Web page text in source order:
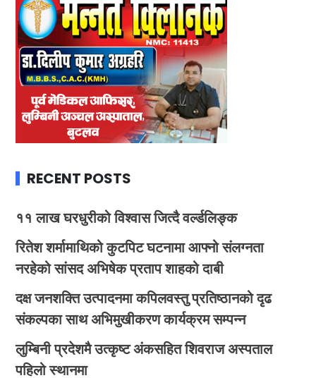
RECENT POSTS
११ लाख घरधुरीको विश्वास जित्दै वर्ल्डलिङ्क
रितेश शर्मामाथिको कुटपिट घटनामा आफ्नो संलग्नता
नरहेको सांसद अभिषेक प्रताप शाहको दाबी
दक्ष जनशक्ति उत्पादनमा कपिलवस्तु प्रतिष्ठानको दृढ
संकल्पका साथ अभिमुखीकरण कार्यक्रम सम्पन्न
लुम्बिनी प्रदेशमै उत्कृष्ट अंकसहित शिवराज अस्पताल
पहिलो स्थानमा